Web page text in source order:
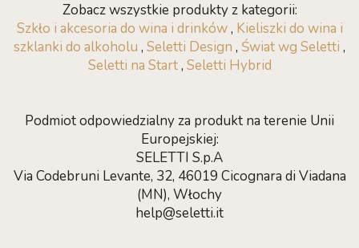
Zobacz wszystkie produkty z kategorii:
Szkło i akcesoria do wina i drinków, Kieliszki do wina i
szklanki do alkoholu , Seletti Design , Świat wg Seletti ,
Seletti na Start, Seletti Hybrid
Podmiot odpowiedzialny za produkt na terenie Unii
Europejskiej:
SELETTI S.p.A
Via Codebruni Levante, 32, 46019 Cicognara di Viadana
(MN), Włochy
help@seletti.it